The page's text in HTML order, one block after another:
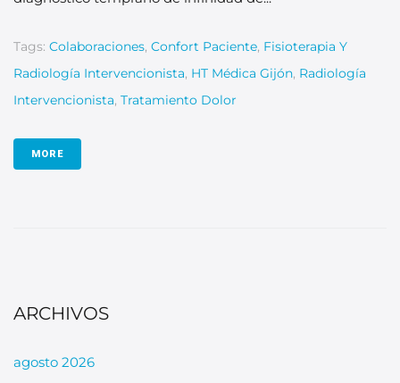
Tags: Colaboraciones, Confort Paciente, Fisioterapia Y
Radiología Intervencionista, HT Médica Gijón, Radiología
Intervencionista, Tratamiento Dolor
MORE
ARCHIVOS
agosto 2026